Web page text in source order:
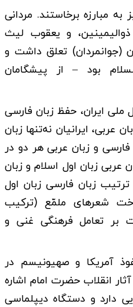
به مبارزه برخاستند. مردانی
و یعقوب لیث
(جوانمردان) تعلق داشت و
بود – از پیشگامان
ملی ایران، حفظ زبان فارسی
عربی، ایرانیان نه‌تنها زبان
و زبان عربی هر دو در
زبان اول اسلام و زبان
زبان فارسی زبان اول
شعرهای ملمّع (ترکیب
بر تعامل فرهنگی غنی و
آمریکا و صهیونیسم در
انقلاب حضرت امام اشاره
دارد و دستگاه دیپلماسی